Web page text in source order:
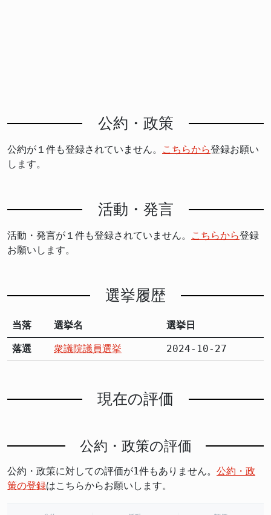
公約・政策
公約が１件も登録されていません。 こちらから登録お願い
します。
活動・発言
活動・発言が１件も登録されていません。 こちらから登録
お願いします。
選挙履歴
当落 選挙名 選挙日
落選 衆議院議員選挙 2024-10-27
現在の評価
公約・政策の評価
公約・政策に対しての評価が1件もありません。 公約・政
策の登録はこちらからお願いします。